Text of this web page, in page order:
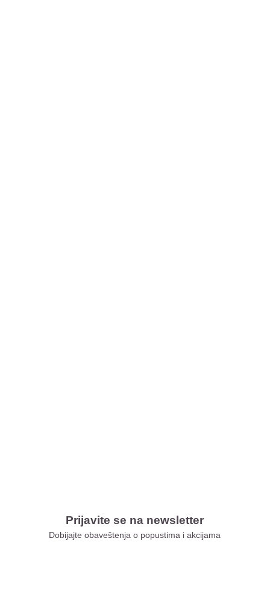
Prijavite se na newsletter
Dobijajte obaveštenja o popustima i akcijama